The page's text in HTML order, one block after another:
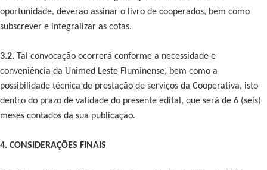
oportunidade, deverão assinar o livro de cooperados, bem como
subscrever e integralizar as cotas.
3.2. Tal convocação ocorrerá conforme a necessidade e
conveniência da Unimed Leste Fluminense, bem como a
possibilidade técnica de prestação de serviços da Cooperativa, isto
dentro do prazo de validade do presente edital, que será de 6 (seis)
meses contados da sua publicação.
4. CONSIDERAÇÕES FINAIS